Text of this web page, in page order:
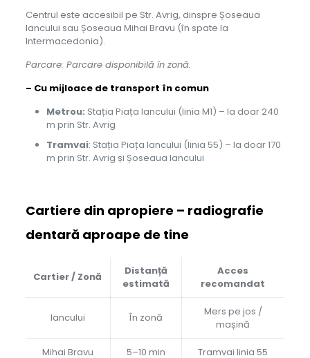
Centrul este accesibil pe Str. Avrig, dinspre Șoseaua
Iancului sau Șoseaua Mihai Bravu (în spate la
Intermacedonia).
Parcare: Parcare disponibilă în zonă.
– Cu mijloace de transport în comun
Metrou: Stația Piața Iancului (linia M1) – la doar 240
m prin Str. Avrig
Tramvai: Stația Piața Iancului (linia 55) – la doar 170
m prin Str. Avrig și Șoseaua Iancului
Cartiere din apropiere – radiografie
dentară aproape de tine
Cartier / Zonă
Distanță
estimată
Acces
recomandat
Iancului În zonă
Mers pe jos /
mașină
Mihai Bravu 5–10 min Tramvai linia 55